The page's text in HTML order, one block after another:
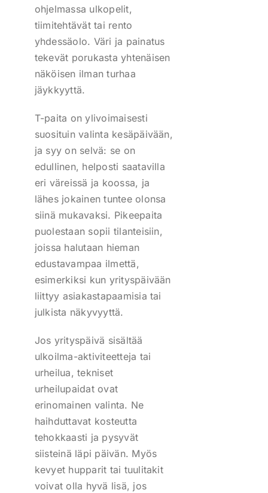
ohjelmassa ulkopelit,
tiimitehtävät tai rento
yhdessäolo. Väri ja painatus
tekevät porukasta yhtenäisen
näköisen ilman turhaa
jäykkyyttä.
T-paita on ylivoimaisesti
suosituin valinta kesäpäivään,
ja syy on selvä: se on
edullinen, helposti saatavilla
eri väreissä ja koossa, ja
lähes jokainen tuntee olonsa
siinä mukavaksi. Pikeepaita
puolestaan sopii tilanteisiin,
joissa halutaan hieman
edustavampaa ilmettä,
esimerkiksi kun yrityspäivään
liittyy asiakastapaamisia tai
julkista näkyvyyttä.
Jos yrityspäivä sisältää
ulkoilma-aktiviteetteja tai
urheilua, tekniset
urheilupaidat ovat
erinomainen valinta. Ne
haihduttavat kosteutta
tehokkaasti ja pysyvät
siisteinä läpi päivän. Myös
kevyet hupparit tai tuulitakit
voivat olla hyvä lisä, jos